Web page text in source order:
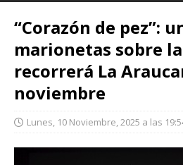
“Corazón de pez”:
marionetas sobre
recorrerá La
noviembre
Lunes, 10 Noviembre, 2025 a las